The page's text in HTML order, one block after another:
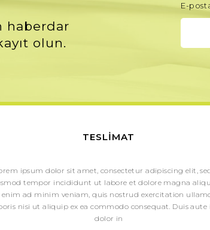
haberdar
olun.
E-
TESLIMAT
ipsum dolor sit amet, consectetur adipiscing elit,
tempor incididunt ut labore et dolore magna
enim ad minim veniam, quis nostrud exercitation
nisi ut aliquip ex ea commodo consequat. Duis aute
dolor in